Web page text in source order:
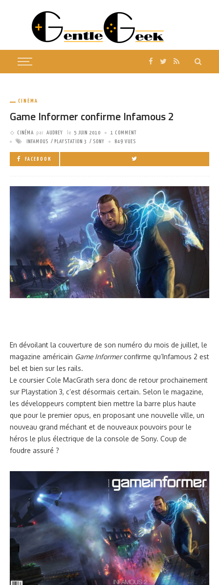
CINÉMA
Game Informer confirme Infamous 2
CINÉMA par AUDREY le 5 JUIN 2010
1 COMMENT
INFAMOUS
PLAYSTATION 3 SONY 849 VUES
FACEBOOK
En dévoilant la couverture de son numéro du mois de juillet, le
magazine américain Game Informerconfirme qu’Infamous 2 est
bel et bien sur les rails.
Le coursier Cole MacGrath sera donc de retour prochainement
sur Playstation 3, c’est désormais certain. Selon le magazine,
les développeurs comptent bien mettre la barre plus haute
que pour le premier opus, en proposant une nouvelle ville, un
nouveau grand méchant et de nouveaux pouvoirs pour le
héros le plus électrique de la console de Sony. Coup de
foudre assuré ?